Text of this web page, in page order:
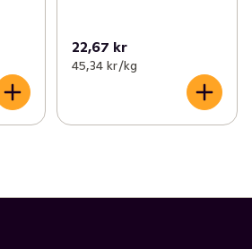
22,67 kr
45,34 kr /kg